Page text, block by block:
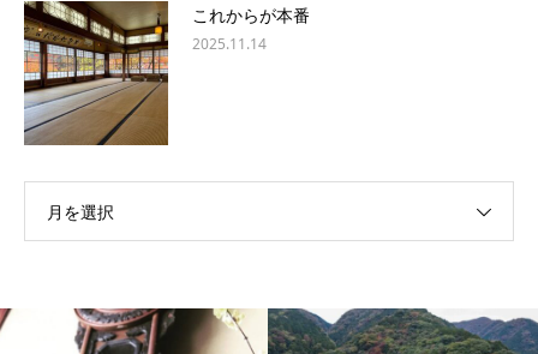
これからが本番
2025.11.14
月を選択